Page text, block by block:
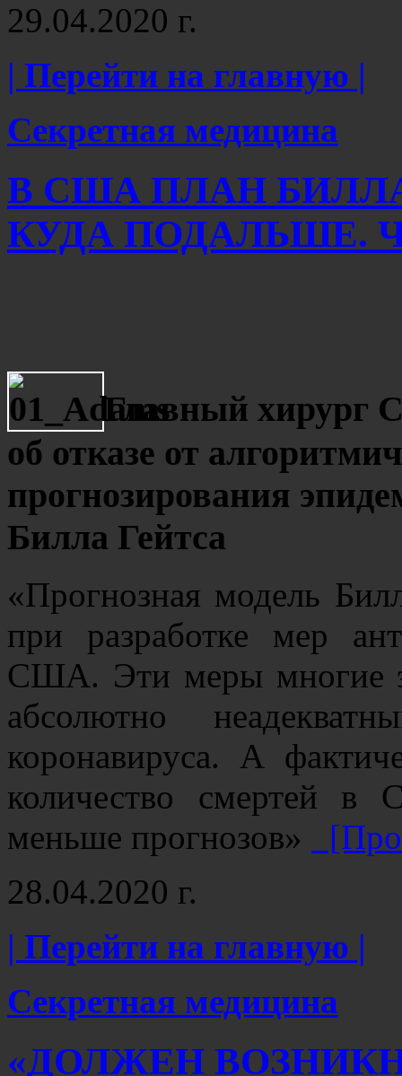
29.04.2020 г.
| Перейти на главную |
Секретная медицина
В США ПЛАН
КУДА ПОДАЛЬШЕ.
Главный хирург
об отказе от
прогнозирования
Билла Гейтса
«Прогнозная модель
при разработке мер
США. Эти меры многие
абсолютно
коронавируса. А
количество смертей в
меньше прогнозов»
28.04.2020 г.
| Перейти на главную |
Секретная медицина
«ДОЛЖЕН